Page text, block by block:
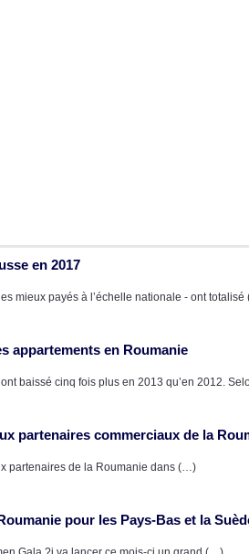
en 2017
mieux payés à l’échelle nationale - ont
appartements en Roumanie
baissé cinq fois plus en 2013 qu’en 2012.
partenaires commerciaux de la
partenaires de la Roumanie dans (…)
pour les Pays-Bas et la